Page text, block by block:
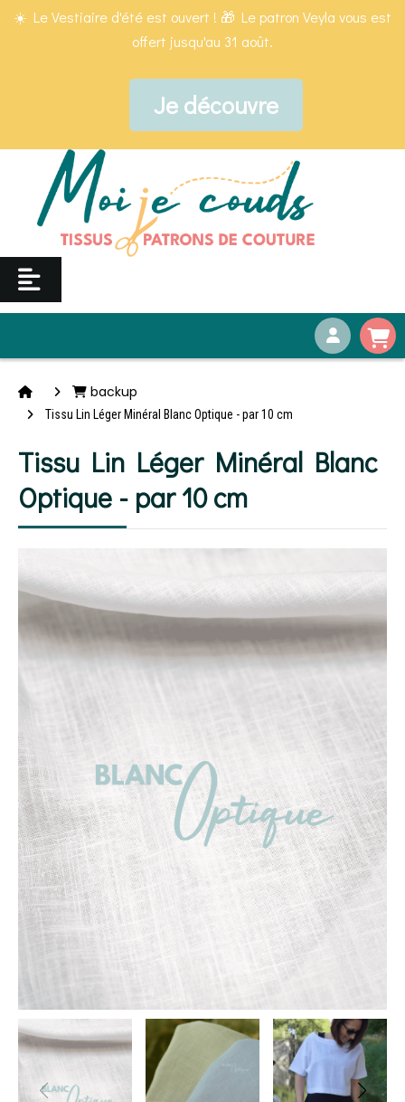
☀️ Le Vestiaire d'été est ouvert ! 🎁 Le patron Veyla vous est
offert jusqu'au 31 août.
Je découvre
backup
Tissu Lin Léger Minéral Blanc Optique - par 10 cm
Tissu Lin Léger Minéral Blanc
Optique - par 10 cm